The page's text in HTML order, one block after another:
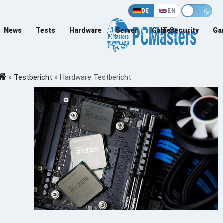
DE EN
News Tests Hardware Server Games
IT-Security
» Testbericht » Hardware Testbericht